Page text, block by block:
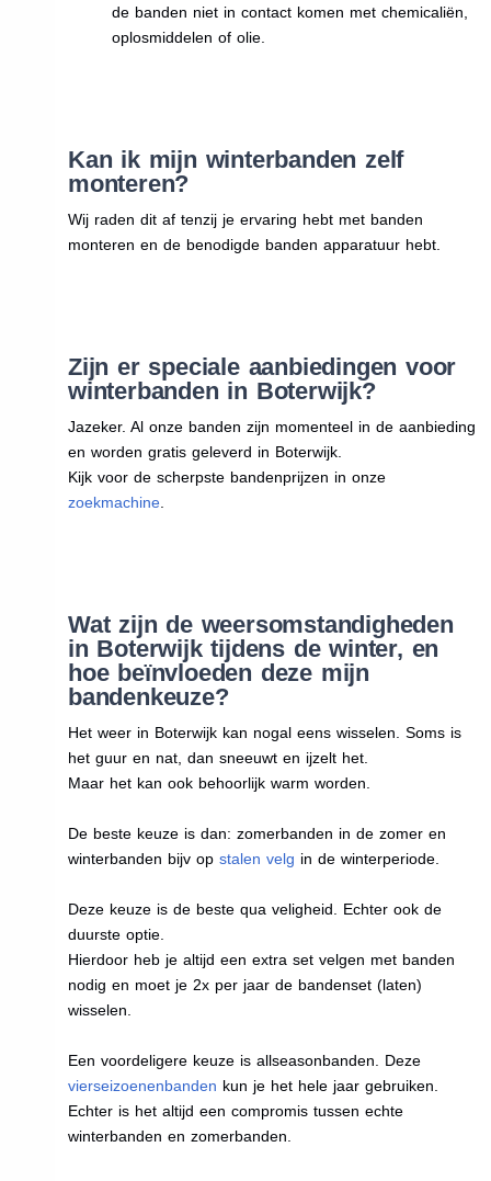
de banden niet in contact komen met chemicaliën,
oplosmiddelen of olie.
Kan ik mijn winterbanden zelf
monteren?
Wij raden dit af tenzij je ervaring hebt met banden
monteren en de benodigde banden apparatuur hebt.
Zijn er speciale aanbiedingen voor
winterbanden in Boterwijk?
Jazeker. Al onze banden zijn momenteel in de aanbieding
en worden gratis geleverd in Boterwijk.
Kijk voor de scherpste bandenprijzen in onze
zoekmachine.
Wat zijn de weersomstandigheden
in Boterwijk tijdens de winter, en
hoe beïnvloeden deze mijn
bandenkeuze?
Het weer in Boterwijk kan nogal eens wisselen. Soms is
het guur en nat, dan sneeuwt en ijzelt het.
Maar het kan ook behoorlijk warm worden.
De beste keuze is dan: zomerbanden in de zomer en
winterbanden bijv op stalen velg in de winterperiode.
Deze keuze is de beste qua veligheid. Echter ook de
duurste optie.
Hierdoor heb je altijd een extra set velgen met banden
nodig en moet je 2x per jaar de bandenset (laten)
wisselen.
Een voordeligere keuze is allseasonbanden. Deze
vierseizoenenbanden kun je het hele jaar gebruiken.
Echter is het altijd een compromis tussen echte
winterbanden en zomerbanden.